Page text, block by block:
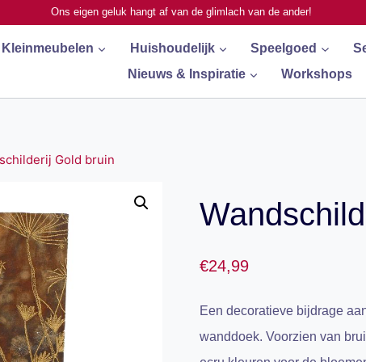
Ons eigen geluk hangt af van de glimlach van de ander!
Kleinmeubelen Huishoudelijk Speelgoed
Nieuws & Inspiratie
Workshops
Gold bruin
€24,99
Een decoratieve bijdrage
wanddoek. Voorzien van